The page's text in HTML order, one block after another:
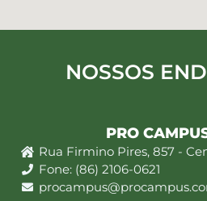
NOSSOS
PRO
Rua Firmino Pires, 857 -
Fone: (86) 2106-0621